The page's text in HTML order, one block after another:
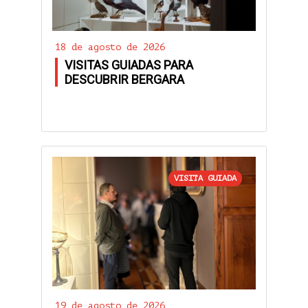
18 de agosto de 2026
VISITAS GUIADAS PARA
DESCUBRIR BERGARA
VISITA GUIADA
19 de agosto de 2026